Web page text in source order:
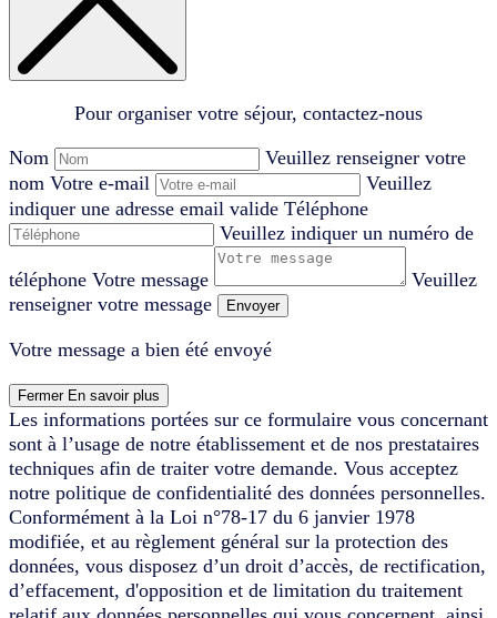
Pour organiser votre séjour, contactez-nous
Nom
Veuillez renseigner votre
nom Votre e-mail
Veuillez
indiquer une adresse email valide Téléphone
Veuillez indiquer un numéro de
téléphone Votre message
Veuillez
renseigner votre message
Envoyer
Votre message a bien été envoyé
Fermer En savoir plus
Les informations portées sur ce formulaire vous concernant
sont à l’usage de notre établissement et de nos prestataires
techniques afin de traiter votre demande. Vous acceptez
notre politique de confidentialité des données personnelles.
Conformément à la Loi n°78-17 du 6 janvier 1978
modifiée, et au règlement général sur la protection des
données, vous disposez d’un droit d’accès, de rectification,
d’effacement, d'opposition et de limitation du traitement